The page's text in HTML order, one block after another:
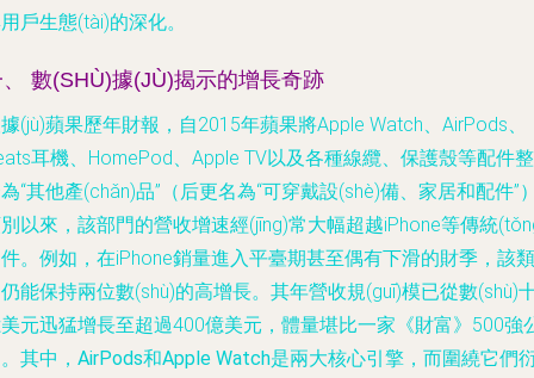
戶生態(tài)的深化。
數(SHÙ)據(JÙ)揭示的增長奇跡
(jù)蘋果歷年財報，自2015年蘋果將Apple Watch、AirPods、
耳機、HomePod、Apple TV以及各種線纜、保護殼等配件整
“其他產(chǎn)品”（后更名為“可穿戴設(shè)備、家居和配件”
以來，該部門的營收增速經(jīng)常大幅超越iPhone等傳統
。例如，在iPhone銷量進入平臺期甚至偶有下滑的財季，該類
能保持兩位數(shù)的高增長。其年營收規(guī)模已從數(shù)
元迅猛增長至超過400億美元，體量堪比一家《財富》500強
其中， AirPods和Apple Watch是兩大核心引擎 ，而圍繞它們